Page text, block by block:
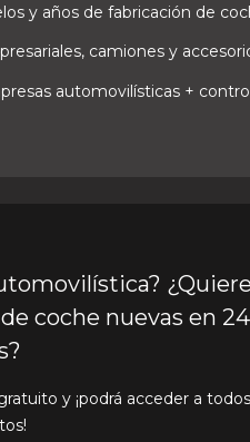
y años de fabricación de
camiones y
automovilísticas +
¿Quiere
coche nuevas en 24
y ¡podrá acceder a